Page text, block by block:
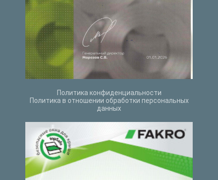
Политика конфиденциальности
Политика в отношении обработки персональных
данных